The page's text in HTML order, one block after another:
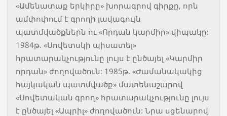
«Ամենատաք երկիրը» խորագրով գիրքը, որն
ամփոփում է գրողի լավագույն
պատմվածքներն ու «Որդան կարմիր» վիպակը:
1984թ. «Սովետսկի պիսատել»
հրատարակչությունը լույս է ընծայել «Կարմիր
որդան» ժողովածուն: 1985թ. «Ժամանակակից
հայկական պատմվածք» մատենաշարով
«Սովետական գրող» հրատարակչությունը լույս
է ընծայել «Ապրիլ» ժողովածուն: Նրա սցենարով